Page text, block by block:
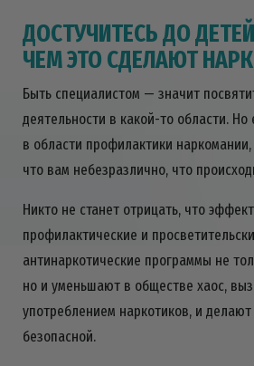
ДОСТУЧИТЕСЬ ДО
ЧЕМ ЭТО СДЕЛАЮТ
Быть специалистом — значит
деятельности в какой-то области.
в области профилактики наркомании,
что вам небезразлично, что
Никто не станет отрицать, что
профилактические и
антинаркотические программы не
но и уменьшают в обществе хаос,
употреблением наркотиков, и
безопасной.